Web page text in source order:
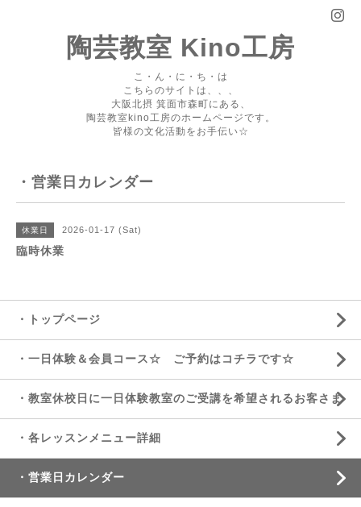
陶芸教室 Kino工房
こ・ん・に・ち・は
こちらのサイトは、、、
大阪北摂 箕面市森町にある、
陶芸教室kino工房のホームページです。
皆様の文化活動をお手伝い☆
・営業日カレンダー
休業日 2026-01-17 (Sat)
臨時休業
・トップページ
・一日体験＆会員コース☆ ご予約はコチラです☆
・教室休校日に一日体験教室のご受講を希望されるお客さま
・各レッスンメニュー詳細
・営業日カレンダー